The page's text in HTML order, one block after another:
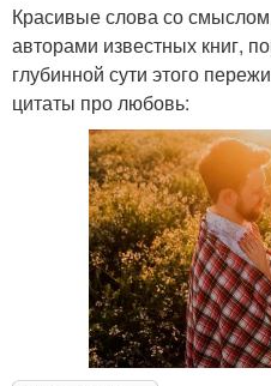
Красивые слова со
авторами известных книг,
глубинной сути этого
цитаты про любовь: